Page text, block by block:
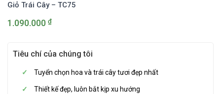
Giỏ Trái Cây – TC75
1.090.000 ₫
Tiêu chí của chúng tôi
Tuyển chọn hoa và trái cây tươi đẹp nhất
Thiết kế đẹp, luôn bắt kịp xu hướng